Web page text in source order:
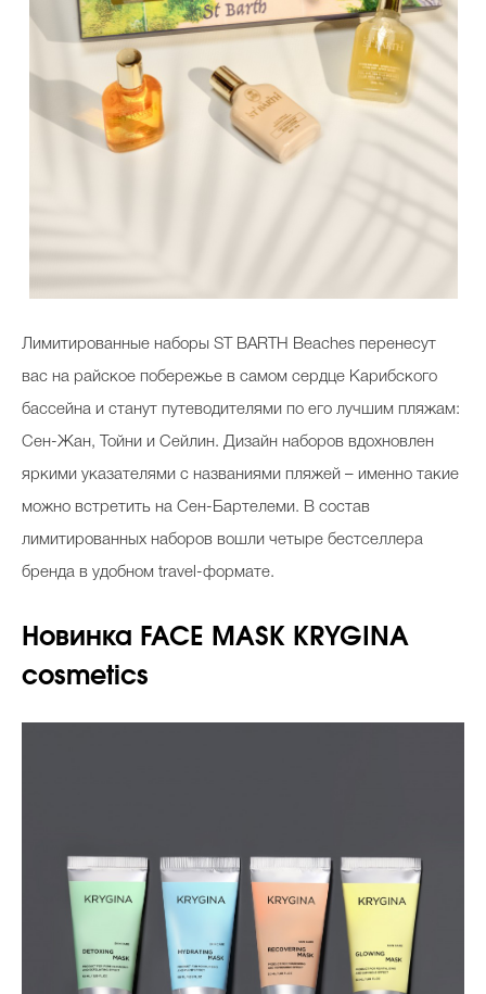
Beauty- битвы
Тесты
Викторины
Лимитированные наборы ST BARTH Beaches перенесут
вас на райское побережье в самом сердце Карибского
бассейна и станут путеводителями по его лучшим пляжам:
Сен-Жан, Тойни и Сейлин. Дизайн наборов вдохновлен
яркими указателями с названиями пляжей – именно такие
можно встретить на Сен-Бартелеми. В состав
лимитированных наборов вошли четыре бестселлера
бренда в удобном travel-формате.
Новинка FACE MASK KRYGINA
cosmetics